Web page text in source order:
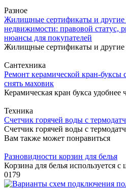
Разное
Жилищные сертификаты и другие
недвижимости: правовой статус,
нюансы для покупателей
Жилищные сертификаты и другие
Сантехника
Ремонт керамической кран-буксы
снять маховик
Керамическая кран букса удобнее
Техника
Cчетчик горячей воды с
Счетчик горячей воды с
Вам также может понравиться
Разновидности корзин для белья
Корзина для белья используется
0179